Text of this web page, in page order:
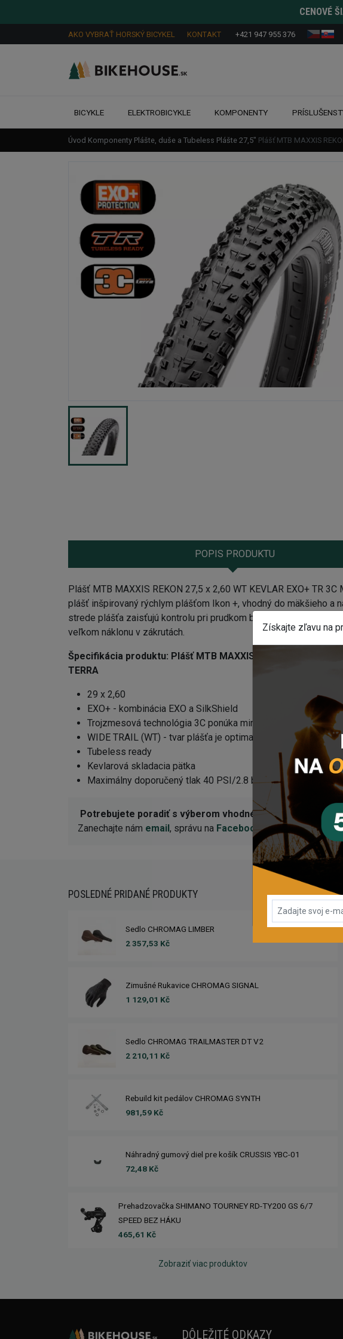
CENOVÉ
AKO VYBRAŤ HORSKÝ BICYKEL KONTAKT +421 947 955 376
BICYKLE ELEKTROBICYKLE KOMPONENTY
Úvod Komponenty Plášte, duše a Tubeless Plášte 27,5" Plášť MTB MAXXIS
POPIS PRODUKTU
Plášť MTB MAXXIS REKON 27,5 x 2,60 WT KEVLAR EXO+ TR
plášť inšpirovaný rýchlym plášťom Ikon +, vhodný do mäkšieho a
strede plášťa zaisťujú kontrolu pri prudkom brzdení a bočné
veľkom náklonu v zákrutách.
Špecifikácia produktu: Plášť MTB MAXXIS REKON 27,5 x 2,60
TERRA
29 x 2,60
EXO+ - kombinácia EXO a SilkShield
Trojzmesová technológia 3C ponúka minimálny valivý odpor
WIDE TRAIL (WT) - tvar plášťa je optimalizovaný pre použitie
Tubeless ready
Kevlarová skladacia pätka
Maximálny doporučený tlak 40 PSI/2.8 baru
Potrebujete poradiť s výberom vhodného komponentu?
Zanechajte nám email, správu na Facebookualebo využite náš
POSLEDNÉ PRIDANÉ PRODUKTY
Sedlo CHROMAG LIMBER
2 357,53 Kč
Zimušné Rukavice CHROMAG SIGNAL
1 129,01 Kč
Sedlo CHROMAG TRAILMASTER DT V2
2 210,11 Kč
Rebuild kit pedálov CHROMAG SYNTH
981,59 Kč
Náhradný gumový diel pre košík CRUSSIS YBC-01
72,48 Kč
Prehadzovačka SHIMANO TOURNEY RD-TY200 GS 6/7
SPEED BEZ HÁKU
465,61 Kč
Zobraziť viac produktov
DÔLEŽITÉ ODKAZY
Získajte zľavu na